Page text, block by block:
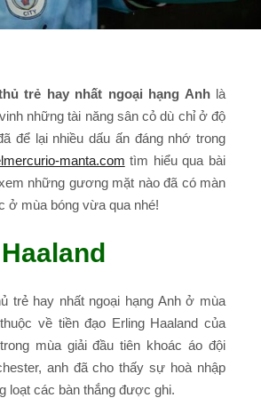
trẻ hay nhất ngoại hạng Anhlà
những tài năng sân cỏ dù chỉ ở độ
để lại nhiều dấu ấn đáng nhớ trong
manta.com tìm hiểu qua bài
những gương mặt nào đã có màn
ở mùa bóng vừa qua nhé!
trẻ hay nhất ngoại hạng Anh ở mùa
về tiền đạo Erling Haaland của
mùa giải đầu tiên khoác áo đội
anh đã cho thấy sự hoà nhập
loạt các bàn thắng được ghi.